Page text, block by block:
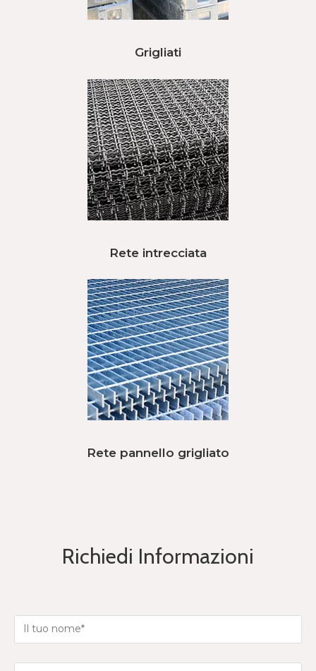
Grigliati
Rete intrecciata
Rete pannello grigliato
Richiedi Informazioni